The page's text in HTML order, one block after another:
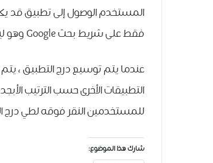
فقط على شريط بحث Google وهو ليس أسرع طريقة للبحث عن أي تطبيق مثبت.
عندما يتم توسيع درج التطبيق ،
التطبيقات الأخرى حسب الترتيب
للمستخدمين النقر فوقه لطي درج
شارك هذا الموضوع: